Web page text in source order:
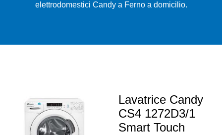
elettrodomestici Candy a Ferno a domicilio.
Lavatrice Candy
CS4 1272D3/1
Smart Touch